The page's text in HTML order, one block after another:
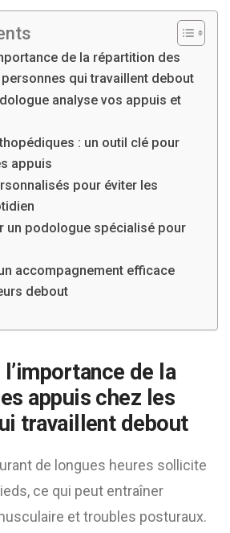
de la répartition des
qui travaillent debout
analyse vos appuis et
: un outil clé pour
appuis
pour éviter les
un podologue spécialisé pour
accompagnement efficace
debout
de la
appuis chez les
travaillent debout
de longues heures sollicite
ce qui peut entraîner
et troubles posturaux.